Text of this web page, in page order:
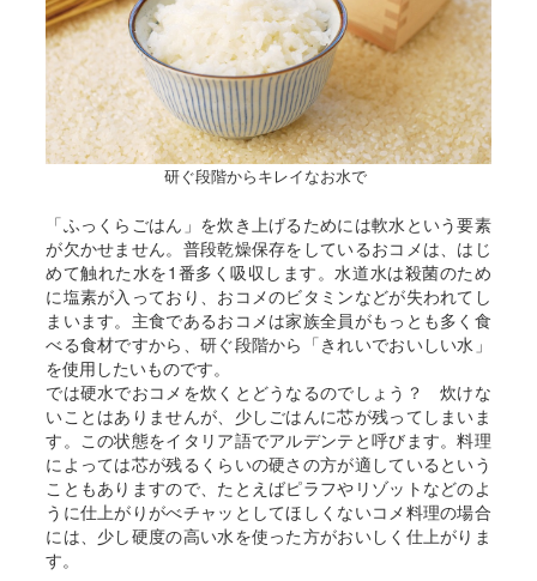
研ぐ段階からキレイなお水で
「ふっくらごはん」を炊き上げるためには軟水という要素
が欠かせません。普段乾燥保存をしているおコメは、はじ
めて触れた水を1番多く吸収します。水道水は殺菌のため
に塩素が入っており、おコメのビタミンなどが失われてし
まいます。主食であるおコメは家族全員がもっとも多く食
べる食材ですから、研ぐ段階から「きれいでおいしい水」
を使用したいものです。
では硬水でおコメを炊くとどうなるのでしょう？ 炊けな
いことはありませんが、少しごはんに芯が残ってしまいま
す。この状態をイタリア語でアルデンテと呼びます。料理
によっては芯が残るくらいの硬さの方が適しているという
こともありますので、たとえばピラフやリゾットなどのよ
うに仕上がりがべチャッとしてほしくないコメ料理の場合
には、少し硬度の高い水を使った方がおいしく仕上がりま
す。